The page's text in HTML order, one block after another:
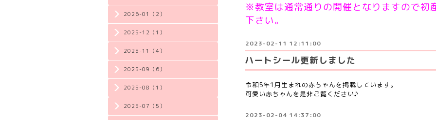
2026-01（2）
2025-12（1）
2025-11（4）
2025-09（6）
2025-08（1）
2025-07（5）
※教室は通常通りの開催となりますので初
下さい。
2023-02-11 12:11:00
ハートシール更新しました
令和5年1月生まれの赤ちゃんを掲載しています。
可愛い赤ちゃんを是非ご覧ください♪
2023-02-04 14:37:00